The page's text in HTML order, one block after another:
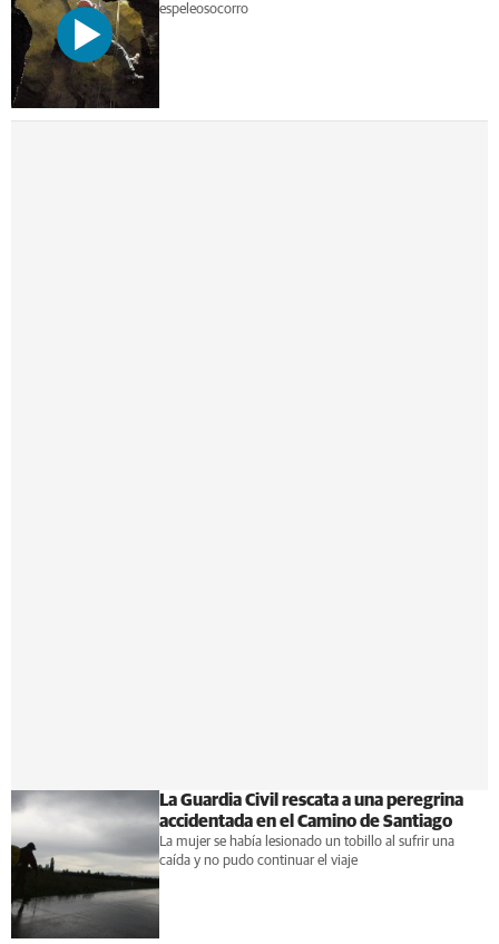
espeleosocorro
La Guardia Civil rescata a una peregrina
accidentada en el Camino de Santiago
La mujer se había lesionado un tobillo al sufrir una
caída y no pudo continuar el viaje